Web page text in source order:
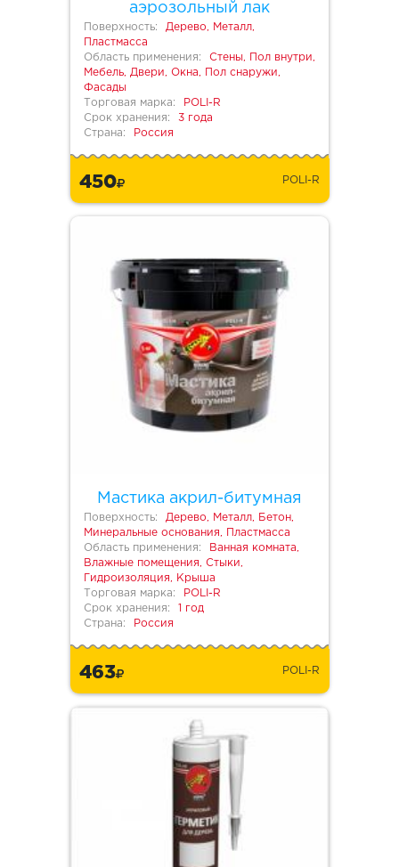
аэрозольный лак
Поверхность:
Дерево, Металл,
Пластмасса
Область применения:
Стены, Пол внутри,
Мебель, Двери, Окна, Пол снаружи,
Фасады
Торговая марка:
POLI-R
Срок хранения:
3 года
Страна:
Россия
450 POLI-R
Мастика акрил-битумная
Поверхность:
Дерево, Металл, Бетон,
Минеральные основания, Пластмасса
Область применения:
Ванная комната,
Влажные помещения, Стыки,
Гидроизоляция, Крыша
Торговая марка:
POLI-R
Срок хранения:
1 год
Страна:
Россия
463 POLI-R